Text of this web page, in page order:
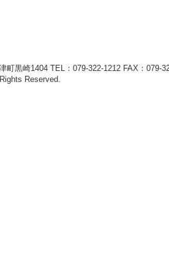
町黒崎1404 TEL：079-322-1212 FAX：079-
Reserved.